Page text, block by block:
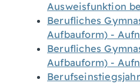
Ausweisfunktion
Berufliches
Aufbauform) -
Berufliches
Aufbauform) -